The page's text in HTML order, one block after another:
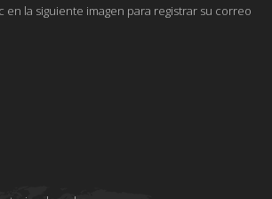
en la siguiente imagen para registrar su correo